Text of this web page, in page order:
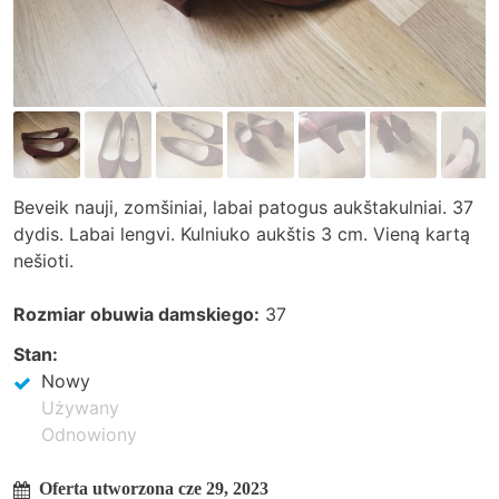
Beveik nauji, zomšiniai, labai patogus aukštakulniai. 37
dydis. Labai lengvi. Kulniuko aukštis 3 cm. Vieną kartą
nešioti.
Rozmiar obuwia damskiego: 37
Stan:
Nowy
Używany
Odnowiony
Oferta utworzona cze 29, 2023